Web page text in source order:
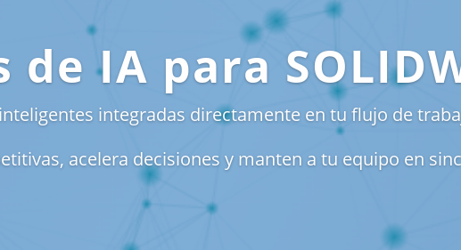
IA para
integradas directamente en tu flujo de
acelera decisiones y manten a tu equipo en